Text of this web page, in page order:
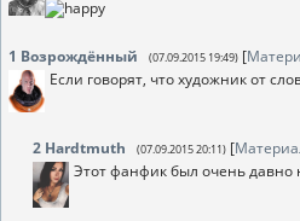
1 Возрождённый (07.09.2015 19:49) [
Если говорят, что художник от
2 Hardtmuth (07.09.2015 20:11) [
Этот фанфик был очень давно